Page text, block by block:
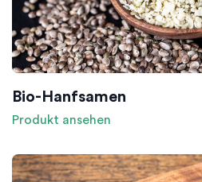
Bio-Hanfsamen
Produkt ansehen